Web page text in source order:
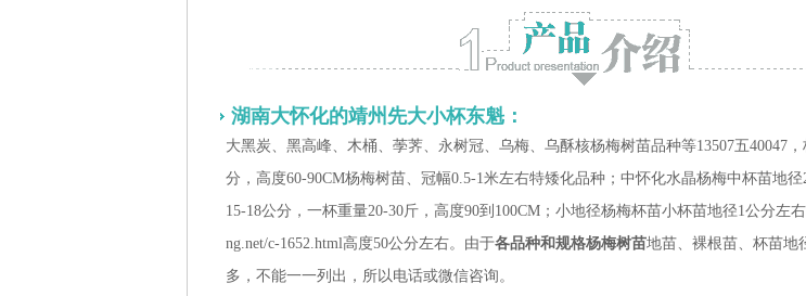
湖南大怀化的靖州先大小杯东魁：
大黑炭、黑高峰、木桶、荸荠、永树冠、乌梅、乌酥核杨梅树苗品种等13507五40047
分，高度60-90CM杨梅树苗、冠幅0.5-1米左右特矮化品种；中怀化水晶杨梅中杯苗地
15-18公分，一杯重量20-30斤，高度90到100CM；小地径杨梅杯苗小杯苗地径1公分左右
ng.net/c-1652.html高度50公分左右。由于各品种和规格杨梅树苗地苗、裸根苗、杯苗地
多，不能一一列出，所以电话或微信咨询。